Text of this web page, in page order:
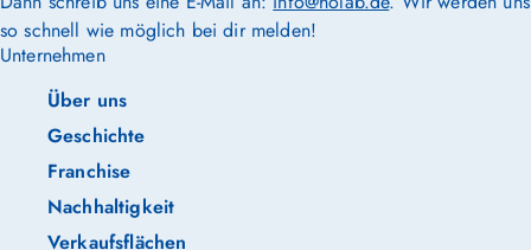
so schnell wie möglich bei dir melden!
Unternehmen
Über uns
Geschichte
Franchise
Nachhaltigkeit
Verkaufsflächen